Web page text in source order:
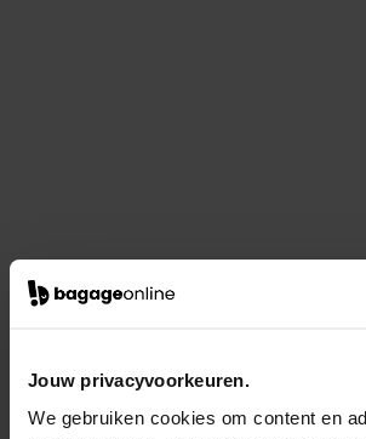
Jouw privacyvoorkeuren.
We gebruiken cookies om content en